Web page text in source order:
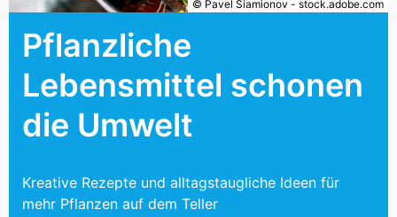
Pflanzliche
Lebensmittel schonen
die Umwelt
Kreative Rezepte und alltagstaugliche Ideen für
mehr Pflanzen auf dem Teller
© Pavel Siamionov - stock.adobe.com